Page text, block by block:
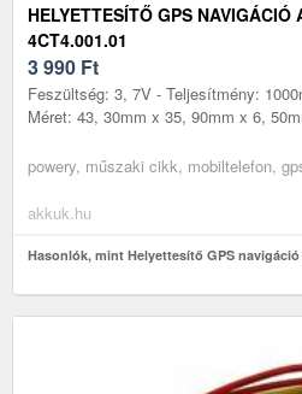
HELYETTESÍTŐ GPS NAVIGÁCIÓ
4CT4.001.01
3 990 Ft
Feszültség: 3, 7V - Teljesítmény:
Méret: 43, 30mm x 35, 90mm x 6,
powery, műszaki cikk, mobiltelefon,
akkuk.hu
Hasonlók, mint Helyettesítő GPS navigáció